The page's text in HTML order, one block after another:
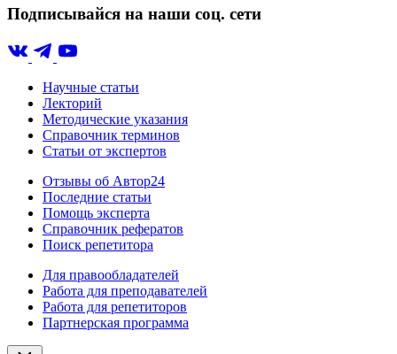
Подписывайся на наши соц. сети
Научные статьи
Лекторий
Методические указания
Справочник терминов
Статьи от экспертов
Отзывы об Автор24
Последние статьи
Помощь эксперта
Справочник рефератов
Поиск репетитора
Для правообладателей
Работа для преподавателей
Работа для репетиторов
Партнерская программа